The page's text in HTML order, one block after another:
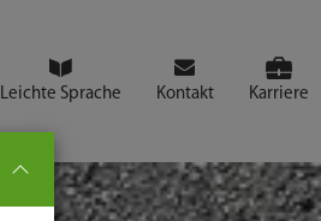
Leichte Sprache Kontakt Karriere